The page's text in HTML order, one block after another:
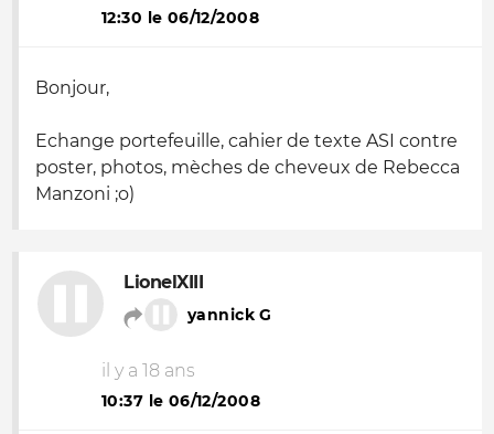
12:30 le 06/12/2008
Bonjour,
Echange portefeuille, cahier de texte ASI contre
poster, photos, mèches de cheveux de Rebecca
Manzoni ;o)
LionelXIII
yannick G
il y a 18 ans
10:37 le 06/12/2008